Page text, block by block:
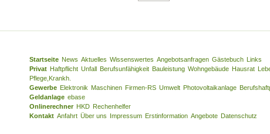
Startseite News Aktuelles Wissenswertes Angebotsanfragen Gästebuch
Links
Privat Haftpflicht Unfall Berufsunfähigkeit Bauleistung Wohngebäude Hausrat
Pflege,Krankh.
Gewerbe Elektronik Maschinen Firmen-RS Umwelt Photovoltaikanlage
Geldanlage ebase
Onlinerechner HKD Rechenhelfer
Kontakt Anfahrt Über uns Impressum Erstinformation Angebote Datenschutz